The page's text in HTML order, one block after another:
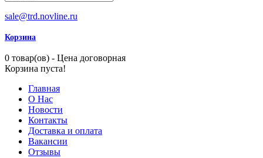
sale@trd.novline.ru
Корзина
0 товар(ов) - Цена договорная
Корзина пуста!
Главная
О Нас
Новости
Контакты
Доставка и оплата
Вакансии
Отзывы